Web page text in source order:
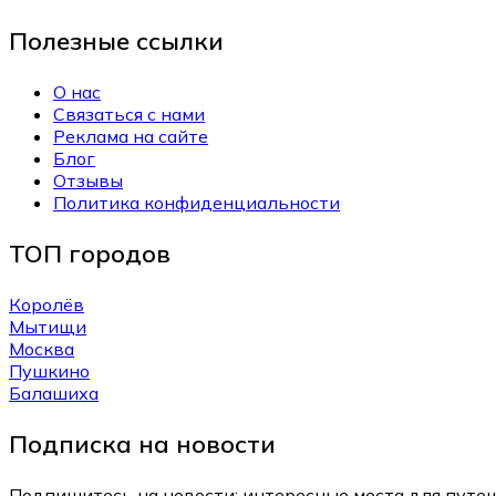
Полезные ссылки
О нас
Связаться с нами
Реклама на сайте
Блог
Отзывы
Политика конфиденциальности
ТОП городов
Королёв
Мытищи
Москва
Пушкино
Балашиха
Подписка на новости